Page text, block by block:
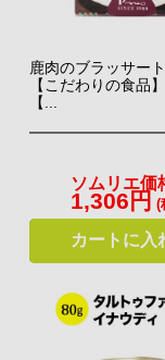
（税込）～
（税込）
フランス産
ワッフルのスペシ
ス」監修。 フラン
してつくられた、
お酒のオツマミに
⇒
鹿肉のブラッサー
【こだわりの食品
【...
ソムリエ価
1,306円 (
カートに入